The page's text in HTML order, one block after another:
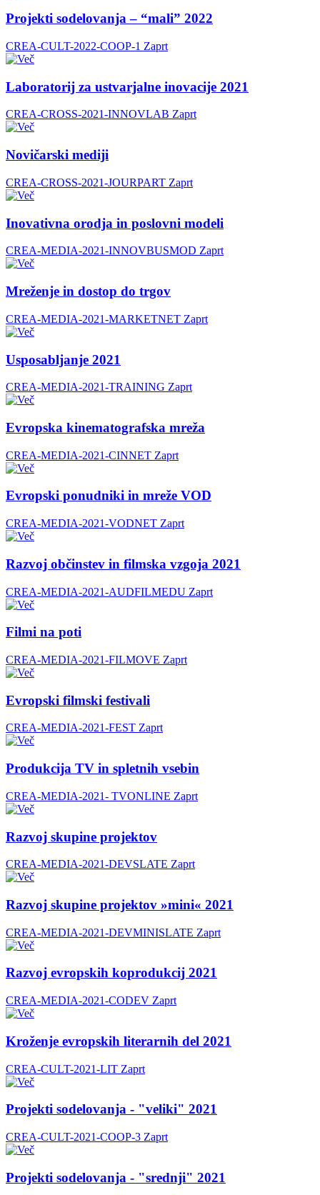
Projekti sodelovanja – “mali” 2022
CREA-CULT-2022-COOP-1 Zaprt
Laboratorij za ustvarjalne inovacije 2021
CREA-CROSS-2021-INNOVLAB Zaprt
Novičarski mediji
CREA-CROSS-2021-JOURPART Zaprt
Inovativna orodja in poslovni modeli
CREA-MEDIA-2021-INNOVBUSMOD Zaprt
Mreženje in dostop do trgov
CREA-MEDIA-2021-MARKETNET Zaprt
Usposabljanje 2021
CREA-MEDIA-2021-TRAINING Zaprt
Evropska kinematografska mreža
CREA-MEDIA-2021-CINNET Zaprt
Evropski ponudniki in mreže VOD
CREA-MEDIA-2021-VODNET Zaprt
Razvoj občinstev in filmska vzgoja 2021
CREA-MEDIA-2021-AUDFILMEDU Zaprt
Filmi na poti
CREA-MEDIA-2021-FILMOVE Zaprt
Evropski filmski festivali
CREA-MEDIA-2021-FEST Zaprt
Produkcija TV in spletnih vsebin
CREA-MEDIA-2021- TVONLINE Zaprt
Razvoj skupine projektov
CREA-MEDIA-2021-DEVSLATE Zaprt
Razvoj skupine projektov »mini« 2021
CREA-MEDIA-2021-DEVMINISLATE Zaprt
Razvoj evropskih koprodukcij 2021
CREA-MEDIA-2021-CODEV Zaprt
Kroženje evropskih literarnih del 2021
CREA-CULT-2021-LIT Zaprt
Projekti sodelovanja - "veliki" 2021
CREA-CULT-2021-COOP-3 Zaprt
Projekti sodelovanja - "srednji" 2021